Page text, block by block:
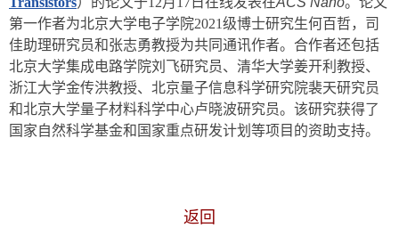
第一作者为北京大学电子学院2021级博士研究生何百哲，司
佳助理研究员和张志勇教授为共同通讯作者。合作者还包括
北京大学集成电路学院刘飞研究员、清华大学姜开利教授、
浙江大学金传洪教授、北京量子信息科学研究院裴天研究员
和北京大学量子材料科学中心卢晓波研究员。该研究获得了
国家自然科学基金和国家重点研发计划等项目的资助支持。
返回